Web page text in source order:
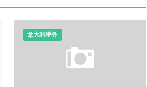
意大利税务